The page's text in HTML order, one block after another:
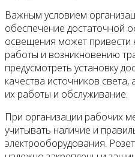
Важным условием
обеспечение достаточной
освещения может привести
работы и возникновению
предусмотреть установку
качества источников
их работы и обслуживание.
При организации рабочих
учитывать наличие и
электрооборудования.